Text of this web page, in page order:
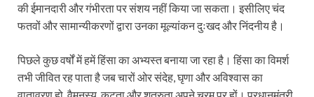
की ईमानदारी और गंभीरता पर संशय नहीं किया जा सकता। इसीलिए चंद
फतवों और सामान्यीकरणों द्वारा उनका मूल्यांकन दुःखद और निंदनीय है।
पिछले कुछ वर्षों में हमें हिंसा का अभ्यस्त बनाया जा रहा है। हिंसा का विमर्श
तभी जीवित रह पाता है जब चारों ओर संदेह, घृणा और अविश्वास का